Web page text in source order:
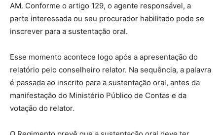
AM. Conforme o artigo 129, o agente responsável, a
parte interessada ou seu procurador habilitado pode se
inscrever para a sustentação oral.
Esse momento acontece logo após a apresentação do
relatório pelo conselheiro relator. Na sequência, a palavra
é passada ao inscrito para a sustentação oral, antes da
manifestação do Ministério Público de Contas e da
votação do relator.